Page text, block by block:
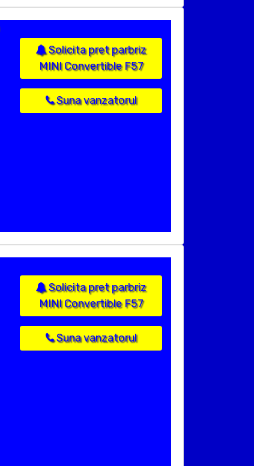
Solicita pret parbriz
MINI Convertible F57
Suna vanzatorul
Solicita pret parbriz
MINI Convertible F57
Suna vanzatorul